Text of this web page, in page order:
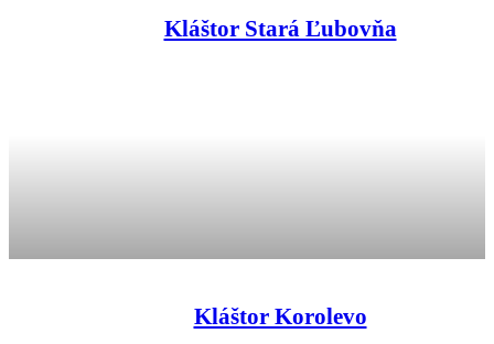
Kláštor Stará Ľubovňa
Kláštor Korolevo